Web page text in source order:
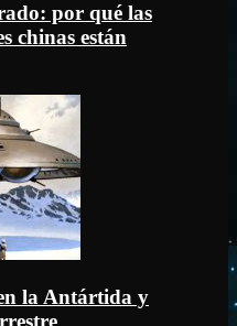
por qué las
chinas están
la Antártida y